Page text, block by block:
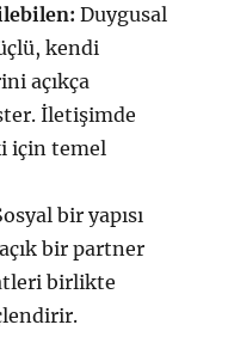
Duygusal
kendi
açıkça
İletişimde
için temel
bir yapısı
bir partner
birlikte